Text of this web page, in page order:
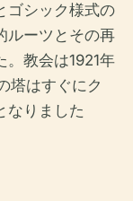
ゴシック様式の
ルーツとその再
。教会は1921年
塔はすぐにク
なりました